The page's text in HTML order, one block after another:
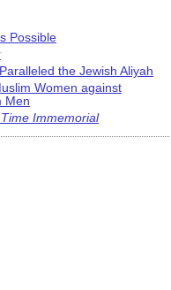
Possible
the Jewish Aliyah
Women against
Men
Immemorial